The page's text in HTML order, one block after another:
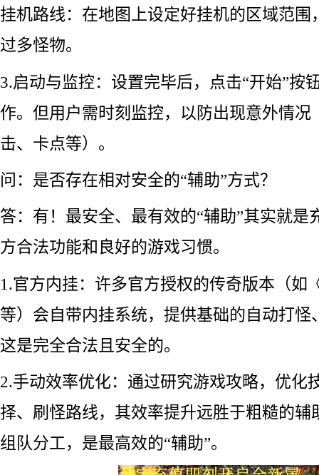
挂机路线：在地图上设定好挂机的区域范围
过多怪物。
3.启动与监控：设置完毕后，点击“开始”按
作。但用户需时刻监控，以防出现意外情况
击、卡点等）。
问：是否存在相对安全的“辅助”方式？
答：有！最安全、最有效的“辅助”其实就是
方合法功能和良好的游戏习惯。
1.官方内挂：许多官方授权的传奇版本（如
等）会自带内挂系统，提供基础的自动打怪
这是完全合法且安全的。
2.手动效率优化：通过研究游戏攻略，优化
择、刷怪路线，其效率提升远胜于粗糙的辅
组队分工，是最高效的“辅助”。